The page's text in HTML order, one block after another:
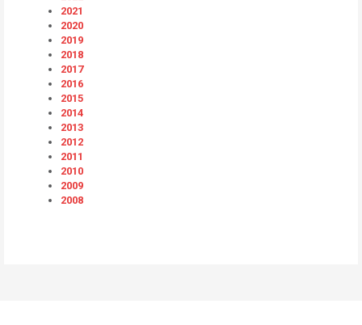
2021
2020
2019
2018
2017
2016
2015
2014
2013
2012
2011
2010
2009
2008